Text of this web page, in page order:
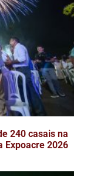
240 casais na
Expoacre 2026